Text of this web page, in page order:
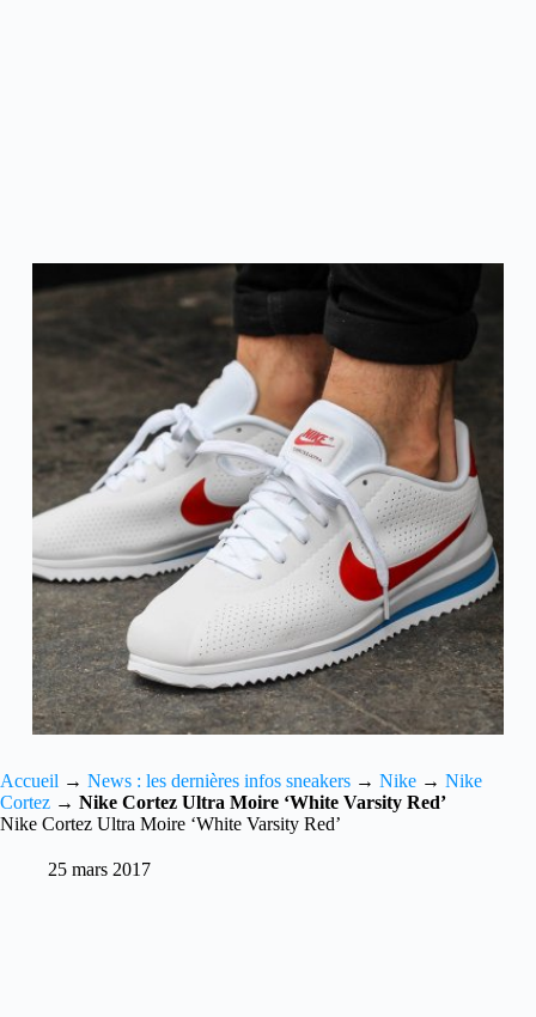
Accueil → News : les dernières infos sneakers → Nike → Nike
Cortez → Nike Cortez Ultra Moire ‘White Varsity Red’
Nike Cortez Ultra Moire ‘White Varsity Red’
25 mars 2017